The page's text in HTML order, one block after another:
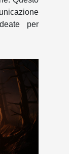
per